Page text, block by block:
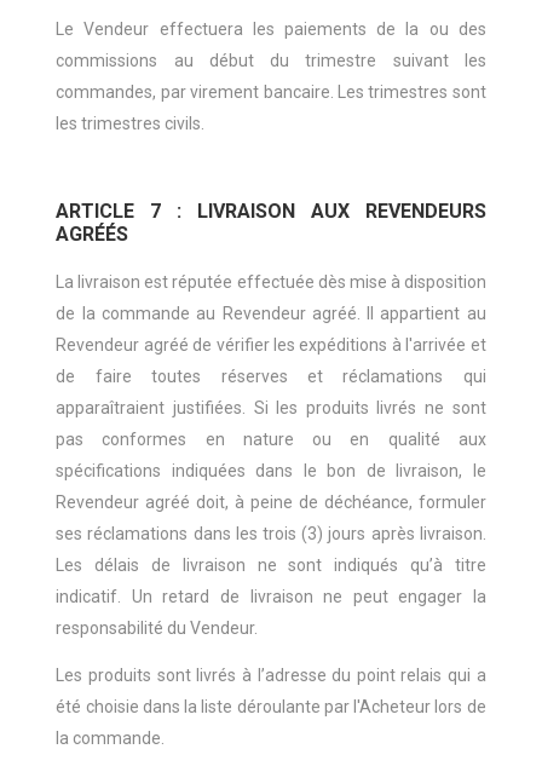
Le Vendeur effectuera les paiements de la ou des
commissions au début du trimestre suivant les
commandes, par virement bancaire. Les trimestres sont
les trimestres civils.
ARTICLE 7 : LIVRAISON AUX REVENDEURS
AGRÉÉS
La livraison est réputée effectuée dès mise à disposition
de la commande au Revendeur agréé. Il appartient au
Revendeur agréé de vérifier les expéditions à l'arrivée et
de faire toutes réserves et réclamations qui
apparaîtraient justifiées. Si les produits livrés ne sont
pas conformes en nature ou en qualité aux
spécifications indiquées dans le bon de livraison, le
Revendeur agréé doit, à peine de déchéance, formuler
ses réclamations dans les trois (3) jours après livraison.
Les délais de livraison ne sont indiqués qu’à titre
indicatif. Un retard de livraison ne peut engager la
responsabilité du Vendeur.
Les produits sont livrés à l’adresse du point relais qui a
été choisie dans la liste déroulante par l'Acheteur lors de
la commande.